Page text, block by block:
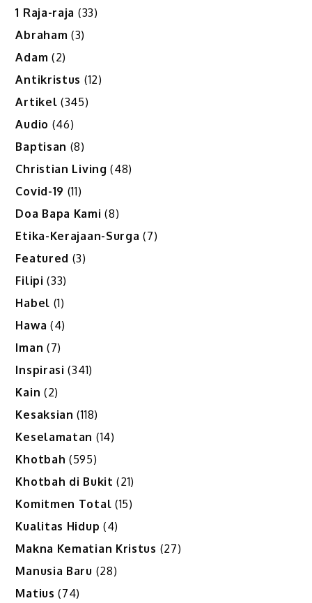
1 Raja-raja (33)
Abraham (3)
Adam (2)
Antikristus (12)
Artikel (345)
Audio (46)
Baptisan (8)
Christian Living (48)
Covid-19 (11)
Doa Bapa Kami (8)
Etika-Kerajaan-Surga (7)
Featured (3)
Filipi (33)
Habel (1)
Hawa (4)
Iman (7)
Inspirasi (341)
Kain (2)
Kesaksian (118)
Keselamatan (14)
Khotbah (595)
Khotbah di Bukit (21)
Komitmen Total (15)
Kualitas Hidup (4)
Makna Kematian Kristus (27)
Manusia Baru (28)
Matius (74)